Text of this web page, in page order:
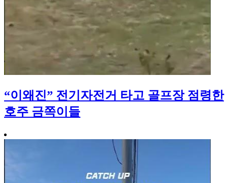
“이왜진” 전기자전거 타고 골프장 점령한
호주 금쪽이들